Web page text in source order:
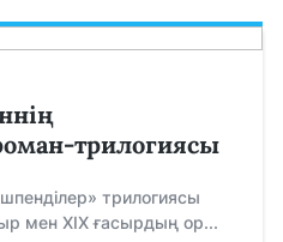
трилогиясы
трилогиясы
мен XIX ғасырдың ор...